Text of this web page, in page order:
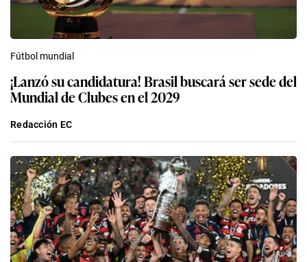
Fútbol mundial
¡Lanzó su candidatura! Brasil buscará ser sede del
Mundial de Clubes en el 2029
Redacción EC